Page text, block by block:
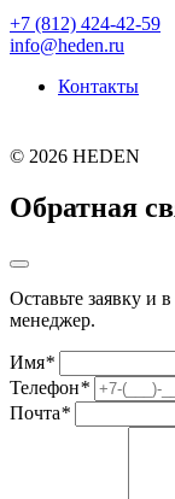
+7 (812) 424-42-59
info@heden.ru
Контакты
© 2026 HEDEN
Обратная
Оставьте заявку и
менеджер.
Имя*
Телефон*
Почта*